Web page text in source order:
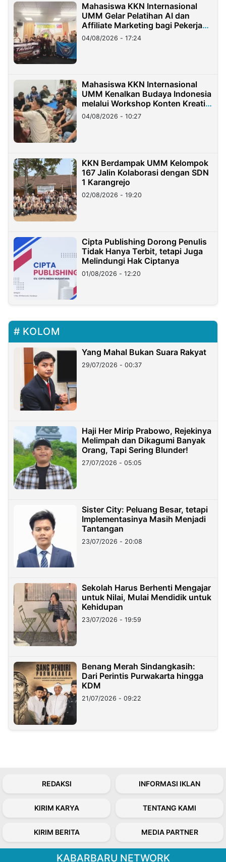
Mahasiswa KKN Internasional
UMM Gelar Pelatihan AI dan
Affiliate Marketing bagi Pekerja
Migran Indonesia di Taiwan
04/08/2026 - 17:24
Mahasiswa KKN Internasional
UMM Kenalkan Budaya Indonesia
melalui Workshop Konten Kreatif
di Taiwan
04/08/2026 - 10:27
KKN Berdampak UMM Kelompok
167 Jalin Kolaborasi dengan SDN
1 Karangrejo
02/08/2026 - 19:20
Cipta Publishing Dorong Penulis
Tidak Hanya Terbit, tetapi Juga
Melindungi Hak Ciptanya
01/08/2026 - 12:20
KOLOM
Yang Mahal Bukan Suara Rakyat
29/07/2026 - 00:37
Haji Her Mirip Prabowo, Rejekinya
Melimpah dan Dikagumi Banyak
Orang, Tapi Sering Blunder!
27/07/2026 - 05:05
Sister City: Peluang Besar, tetapi
Implementasinya Masih Menjadi
Tantangan
23/07/2026 - 20:08
Sekolah Harus Berhenti Mengajar
untuk Nilai, Mulai Mendidik untuk
Kehidupan
23/07/2026 - 19:59
Benang Merah Sindangkasih:
Dari Perintis Purwakarta hingga
KDM
21/07/2026 - 09:22
REDAKSI INFORMASI IKLAN
KIRIM KARYA TENTANG KAMI
KIRIM BERITA MEDIA PARTNER
KABARBARU NETWORK